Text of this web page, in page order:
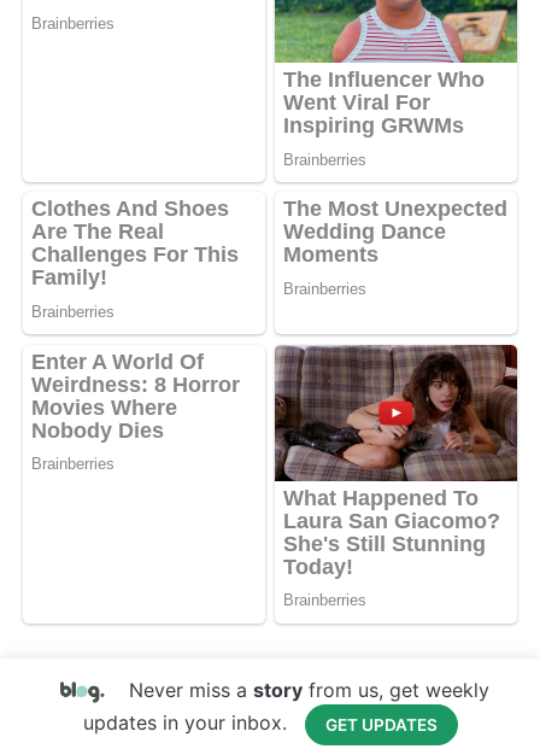
Never miss a story from us, get weekly
updates in your inbox.
GET UPDATES
Copyright © 2017 Your Website Name